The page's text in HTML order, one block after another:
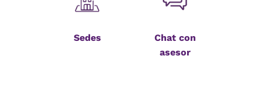
Sedes
Chat con
asesor